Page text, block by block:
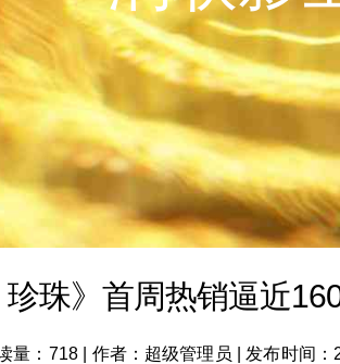
珍珠》首周热销逼近
量：718 作者：超级管理员 发布时间：